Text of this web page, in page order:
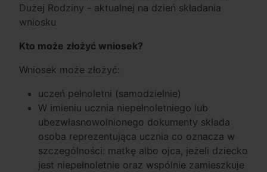
Dużej Rodziny - aktualnej na dzień składania
wniosku
Kto może złożyć wniosek?
Wniosek może złożyć:
uczeń pełnoletni (samodzielnie)
W imieniu ucznia niepełnoletniego lub
ubezwłasnowolnionego dokumenty składa
osoba reprezentująca ucznia co oznacza w
szczególności: matkę albo ojca, jeżeli dziecko
jest niepełnoletnie oraz wspólnie zamieszkuje